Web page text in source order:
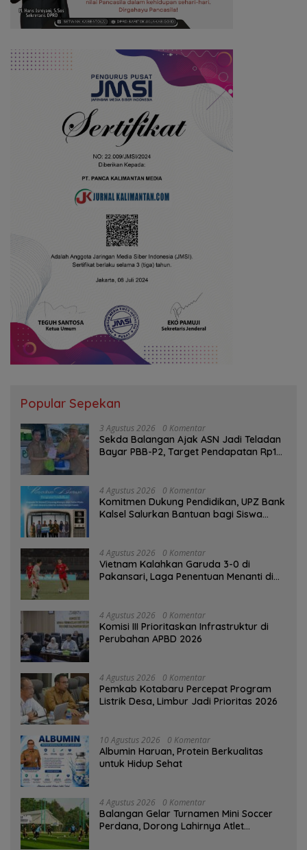
Popular Sepekan
3 Agustus 2026 0 Komentar
Sekda Balangan Ajak ASN Jadi Teladan
Bayar PBB-P2, Target Pendapatan Rp1
4 Agustus 2026 0 Komentar
Komitmen Dukung Pendidikan, UPZ Bank
Kalsel Salurkan Bantuan bagi Siswa
4 Agustus 2026 0 Komentar
Vietnam Kalahkan Garuda 3-0 di
Pakansari, Laga Penentuan Menanti di
4 Agustus 2026 0 Komentar
‎Komisi III Prioritaskan Infrastruktur di
Perubahan APBD 2026
4 Agustus 2026 0 Komentar
Pemkab Kotabaru Percepat Program
Listrik Desa, Limbur Jadi Prioritas 2026
10 Agustus 2026 0 Komentar
Albumin Haruan, Protein Berkualitas
untuk Hidup Sehat
4 Agustus 2026 0 Komentar
Balangan Gelar Turnamen Mini Soccer
Perdana, Dorong Lahirnya Atlet